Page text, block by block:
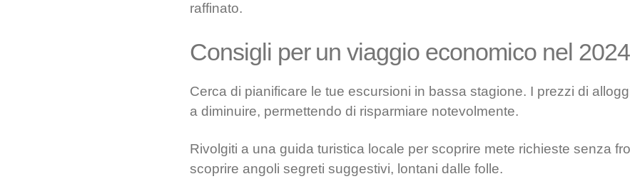
raffinato.
Consigli per un viaggio economico nel 2024
Cerca di pianificare le tue escursioni in bassa stagione. I prezzi di
a diminuire, permettendo di risparmiare notevolmente.
Rivolgiti a una guida turistica locale per scoprire mete richieste senza
scoprire angoli segreti suggestivi, lontani dalle folle.